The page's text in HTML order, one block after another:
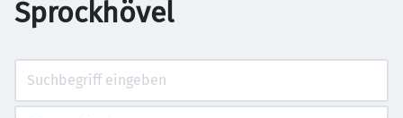
Sprockhövel